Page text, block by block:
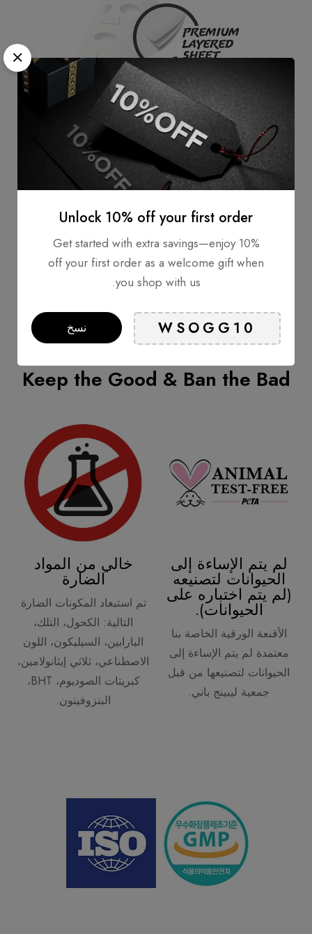
Made of PREMIUM LAYERED SHEET
طبيعي:هيبوالرجينيك
Super-Adhesive Sheet :
تغطي الطبقة الطبيعية الممتازة
المنطقة المنحنية على الوجه بشكل مثالي وتجعل البشرة
تمتص الجوهر بالتساوي
the Glam Up Lemon sheet mask uplifts from face
Keep the Good & Ban the Bad
لم يتم الإساءة إلى
الحيوانات لتصنيعه
(لم يتم اختباره على
الحيوانات).
الأقنعة الورقية الخاصة بنا
معتمدة لم يتم الإساءة إلى
الحيوانات لتصنيعها من قبل
جمعية ليبينج باني.
خالي من المواد
الضارة
تم استبعاد المكونات الضارة
التالية: الكحول، التلك،
البارابين، السيليكون، اللون
الاصطناعي، ثلاثي إيثانولامين،
كبريتات الصوديوم، BHT،
البنزوفينون.
Unlock 10% off your first order
Get started with extra savings—enjoy 10%
off your first order as a welcome gift when
you shop with us.
نسخ